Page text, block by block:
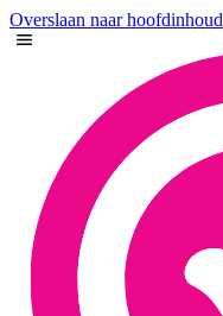
Overslaan naar hoofdinhoud